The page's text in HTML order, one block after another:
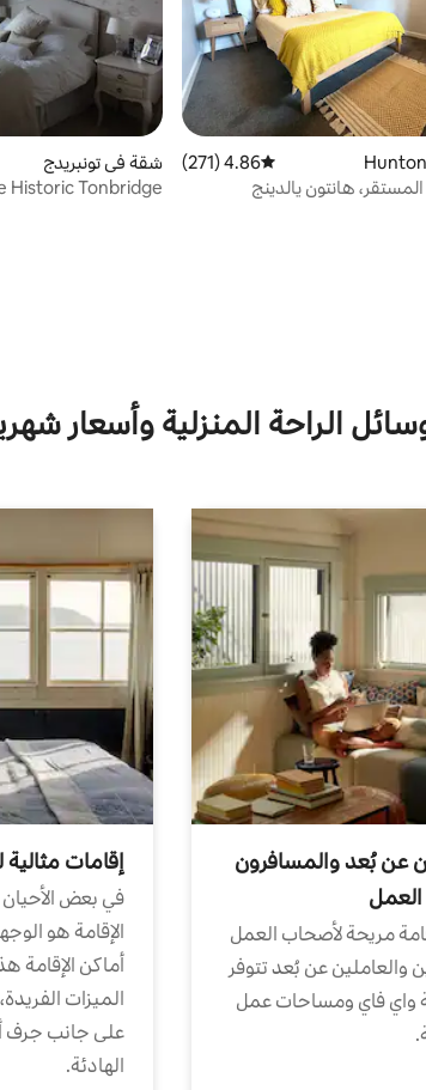
متوسط التقييم 4.86 من 5، 271 مراجعات
4.86 (271)
هانتون يالدينج
شقة في تونبريدج
Historic Tonbridge
الراحة المنزلية وأسعار
عن بُعد والمسافرون
مريحة لأصحاب العمل
والعاملين عن بُعد تتوفر
واي فاي ومساحات عمل
إقامات
في بعض
الإقامة هو
أماكن الإقامة
الميزات
على جانب جرف
الهادئة.